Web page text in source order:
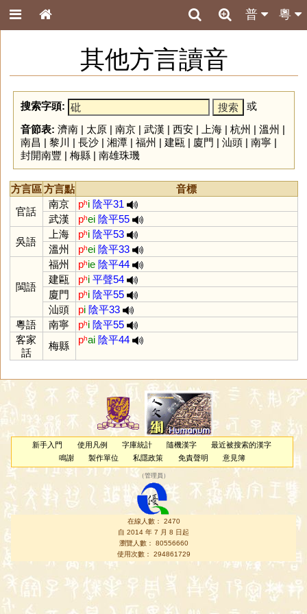
粵
普
其他方言讀音
搜索字頭:
或
音節表: 濟南| 太原| 南京| 武漢 | 西安| 上海| 杭州 | 溫州 |
南昌 | 黎川 | 長沙| 湘潭| 福州 | 建甌 | 廈門 | 汕頭| 南寧|
封開南豐 | 梅縣| 南雄珠璣
方言區方言點
音標
官話
南京 pʰi 陰平31
武漢
pʰei 陰平55
吳語
上海 pʰi 陰平53
溫州
pʰei 陰平33
閩語
福州 pʰie 陰平44
建甌
pʰi 平聲54
廈門
pʰi 陰平55
汕頭
pi 陰平33
粵語
南寧 pʰi 陰平55
客家
話
梅縣
pʰai 陰平44
新手入門 使用凡例 字庫統計 隨機漢字
最近被搜索的漢字
鳴謝
製作單位 私隱政策 免責聲明 意見簿
（管理員 ）
在線人數： 2470
自 2014 年 7 月 8 日起
瀏覽人數： 80556660
使用次數： 294861729